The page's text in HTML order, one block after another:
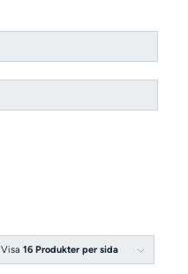
Visa16 Produkter per sida